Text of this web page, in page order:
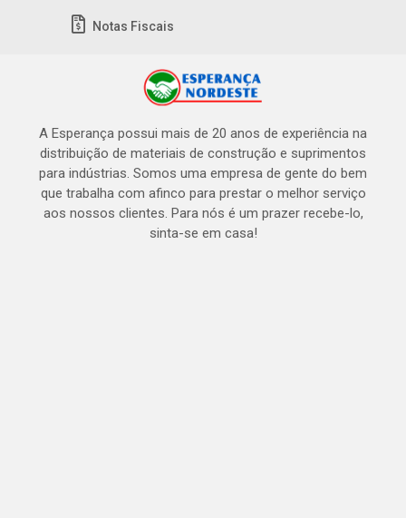
Notas Fiscais
A Esperança possui mais de 20 anos de experiência na
distribuição de materiais de construção e suprimentos
para indústrias. Somos uma empresa de gente do bem
que trabalha com afinco para prestar o melhor serviço
aos nossos clientes. Para nós é um prazer recebe-lo,
sinta-se em casa!